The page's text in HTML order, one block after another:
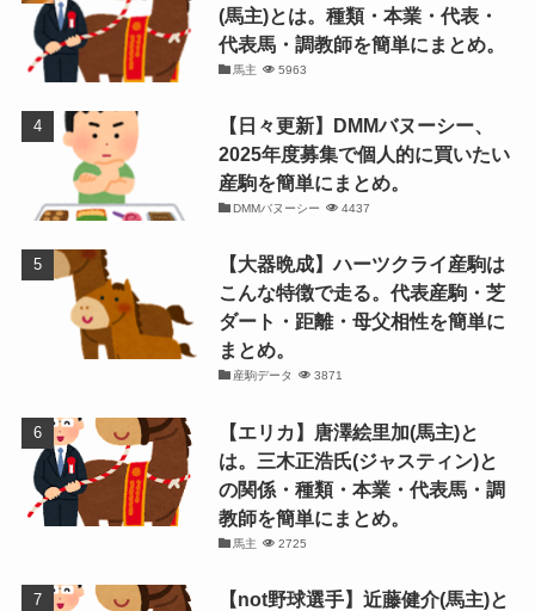
(馬主)とは。種類・本業・代表・
代表馬・調教師を簡単にまとめ。
馬主 5963
【日々更新】DMMバヌーシー、
2025年度募集で個人的に買いたい
産駒を簡単にまとめ。
DMMバヌーシー 4437
【大器晩成】ハーツクライ産駒は
こんな特徴で走る。代表産駒・芝
ダート・距離・母父相性を簡単に
まとめ。
産駒データ 3871
【エリカ】唐澤絵里加(馬主)と
は。三木正浩氏(ジャスティン)と
の関係・種類・本業・代表馬・調
教師を簡単にまとめ。
馬主 2725
【not野球選手】近藤健介(馬主)と